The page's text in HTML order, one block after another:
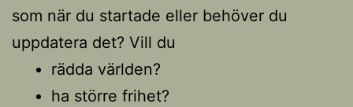
som när du startade eller behöver du
uppdatera det? Vill du
rädda världen?
ha större frihet?